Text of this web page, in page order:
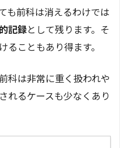
も前科は消えるわけでは
記録として残ります。そ
こともあり得ます。
科は非常に重く扱われや
れるケースも少なくあり